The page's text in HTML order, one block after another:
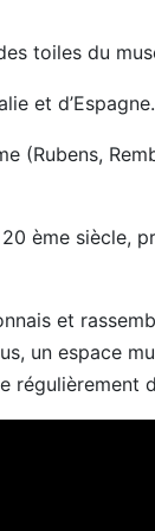
toiles du
et d’Espagne.
(Rubens,
ème siècle,
et
un espace
régulièrement